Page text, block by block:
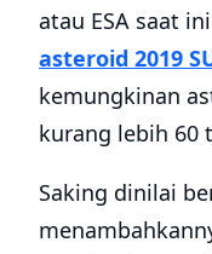
atau ESA saat
asteroid 2019
kemungkinan
kurang lebih 60
Saking dinilai